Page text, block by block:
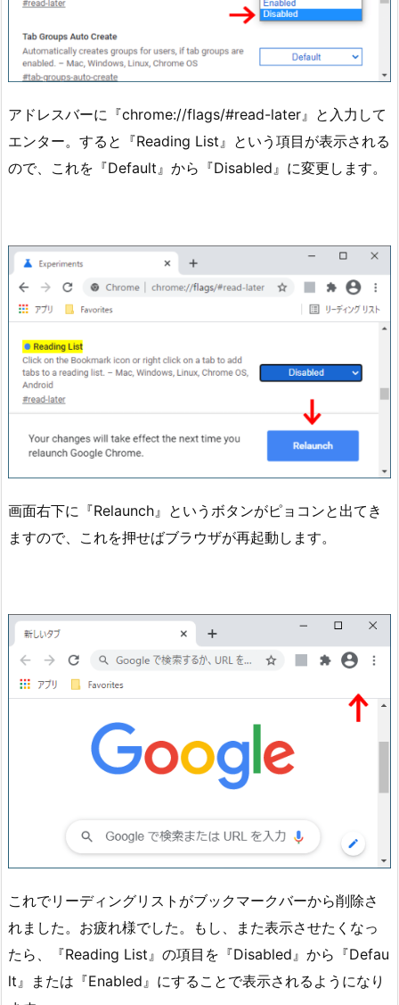
アドレスバーに『chrome://flags/#read-later』と入力して
エンター。すると『Reading List』という項目が表示される
ので、これを『Default』から『Disabled』に変更します。
画面右下に『Relaunch』というボタンがピョコンと出てき
ますので、これを押せばブラウザが再起動します。
これでリーディングリストがブックマークバーから削除さ
れました。お疲れ様でした。もし、また表示させたくなっ
たら、『Reading List』の項目を『Disabled』から『Defau
lt』または『Enabled』にすることで表示されるようになり